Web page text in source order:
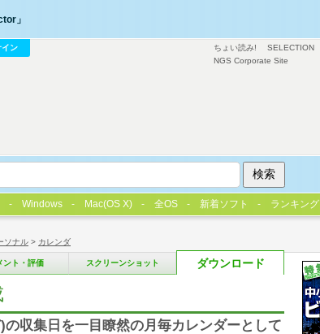
ソナル > カレンダ
ント・評価 スクリーンショット ダウンロード
収集日を一目瞭然の月毎カレンダーとして
ちょい読み! SELECTION
NGS Corporate Site
」
イン
Windows Mac(OS X) 全OS 新着ソフト ランキング